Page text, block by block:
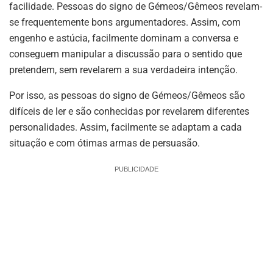
facilidade. Pessoas do signo de Gémeos/Gêmeos revelam-
se frequentemente bons argumentadores. Assim, com
engenho e astúcia, facilmente dominam a conversa e
conseguem manipular a discussão para o sentido que
pretendem, sem revelarem a sua verdadeira intenção.
Por isso, as pessoas do signo de Gémeos/Gêmeos são
difíceis de ler e são conhecidas por revelarem diferentes
personalidades. Assim, facilmente se adaptam a cada
situação e com ótimas armas de persuasão.
PUBLICIDADE